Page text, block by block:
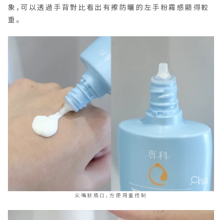
象，可以透過手背對比看出有擦防曬的左手粉霧感顯得較
重。
尖嘴狀瓶口，方便用量控制